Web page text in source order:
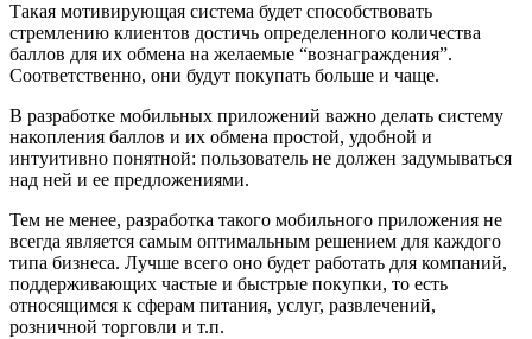
Такая мотивирующая система будет способствовать
стремлению клиентов достичь определенного количества
баллов для их обмена на желаемые “вознаграждения”.
Соответственно, они будут покупать больше и чаще.
В разработке мобильных приложений важно делать систему
накопления баллов и их обмена простой, удобной и
интуитивно понятной: пользователь не должен задумываться
над ней и ее предложениями.
Тем не менее, разработка такого мобильного приложения не
всегда является самым оптимальным решением для каждого
типа бизнеса. Лучше всего оно будет работать для компаний,
поддерживающих частые и быстрые покупки, то есть
относящимся к сферам питания, услуг, развлечений,
розничной торговли и т.п.